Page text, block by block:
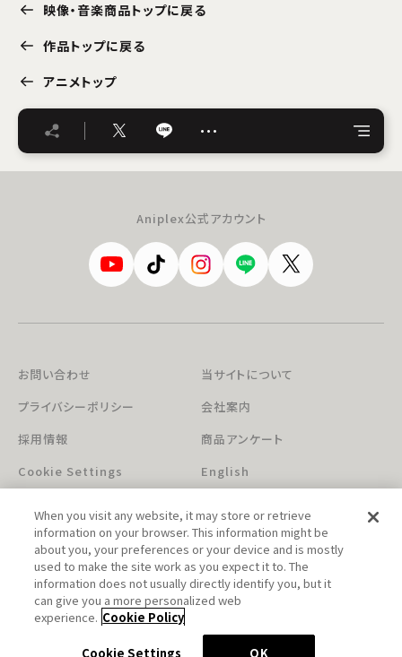
映像・音楽商品トップに戻る
作品トップに戻る
アニメトップ
…
Aniplex公式アカウント
お問い合わせ
当サイトについて
プライバシーポリシー
会社案内
採用情報
商品アンケート
Cookie Settings
English
このホームページに掲載されている著作物の無断利用を禁じます。
When you visit any website, it may store or retrieve
information on your browser. This information might be
about you, your preferences or your device and is mostly
used to make the site work as you expect it to. The
information does not usually directly identify you, but it
can give you a more personalized web
experience. Cookie Policy
Cookie Settings OK